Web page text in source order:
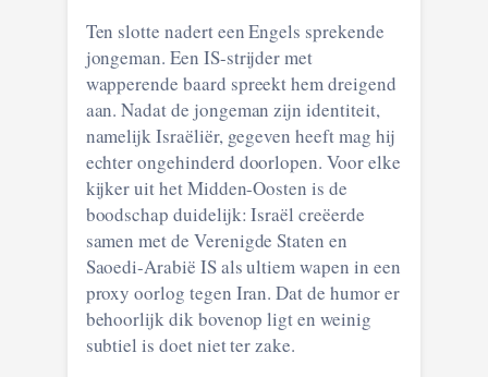
Ten slotte nadert een Engels sprekende
jongeman. Een IS-strijder met
wapperende baard spreekt hem dreigend
aan. Nadat de jongeman zijn identiteit,
namelijk Israëliër, gegeven heeft mag hij
echter ongehinderd doorlopen. Voor elke
kijker uit het Midden-Oosten is de
boodschap duidelijk: Israël creëerde
samen met de Verenigde Staten en
Saoedi-Arabië IS als ultiem wapen in een
proxy oorlog tegen Iran. Dat de humor er
behoorlijk dik bovenop ligt en weinig
subtiel is doet niet ter zake.